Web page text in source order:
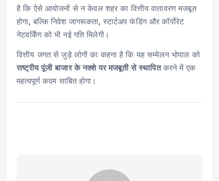
है कि ऐसे आयोजनों से न केवल शहर का वित्तीय वातावरण मजबूत
होगा, बल्कि निवेश जागरूकता, स्टार्टअप फंडिंग और कॉर्पोरेट
नेटवर्किंग को भी नई गति मिलेगी।
वित्तीय जगत से जुड़े लोगों का कहना है कि यह सम्मेलन भोपाल को
राष्ट्रीय पूंजी बाजार के नक्शे पर मजबूती से स्थापितकरने में एक
महत्वपूर्ण कदम साबित होगा।